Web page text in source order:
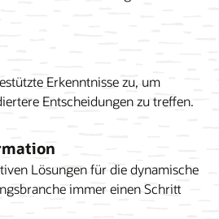
Erkenntnisse zu, um
Entscheidungen zu treffen.
Lösungen für die dynamische
immer einen Schritt